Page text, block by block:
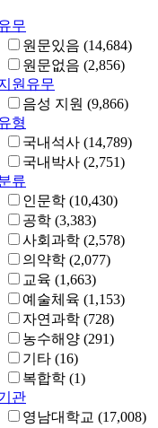
무
원문있음 (14,684)
원문없음 (2,856)
원유무
음성 지원 (9,866)
형
국내석사 (14,789)
국내박사 (2,751)
류
인문학 (10,430)
공학 (3,383)
사회과학 (2,578)
의약학 (2,077)
교육 (1,663)
예술체육 (1,153)
자연과학 (728)
농수해양 (291)
기타 (16)
복합학 (1)
관
영남대학교 (17,008)